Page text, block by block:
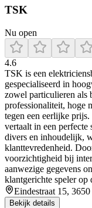
TSK
Nu open
4.6
TSK is een
gespecialiseerd in
zowel particulieren
professionaliteit, hoge
tegen een eerlijke
vertaalt in een
divers en inhoudelijk,
klanttevredenheid.
voorzichtigheid bij
aanwezige gegevens
klantgerichte speler op
Eindestraat 15,
Bekijk details